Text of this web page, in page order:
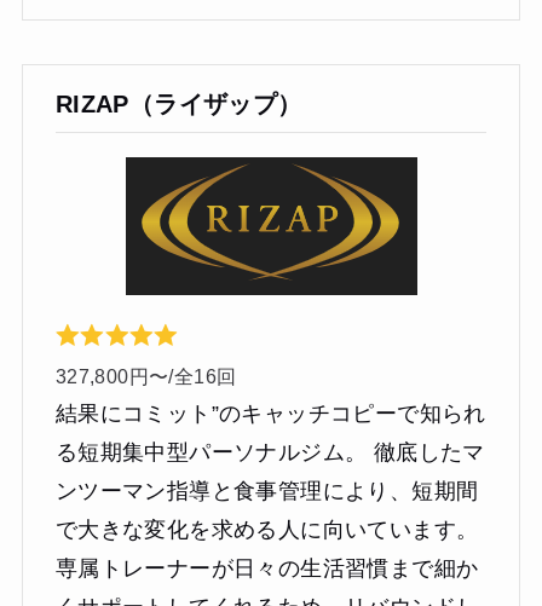
RIZAP（ライザップ）
327,800円〜/全16回
結果にコミット”のキャッチコピーで知られ
る短期集中型パーソナルジム。 徹底したマ
ンツーマン指導と食事管理により、短期間
で大きな変化を求める人に向いています。
専属トレーナーが日々の生活習慣まで細か